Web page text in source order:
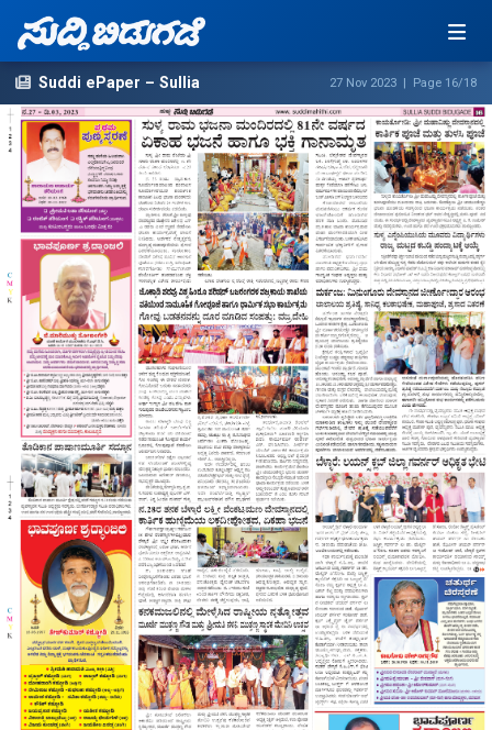
Suddi ePaper – Sullia 27 Nov 2023 | Page 16/18